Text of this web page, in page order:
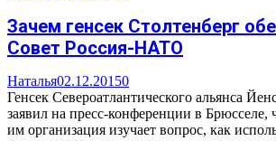
Зачем генсек Столтенберг
Совет Россия-НАТО
Наталья02.12.20150
Генсек Североатлантического альянса
заявил на пресс-конференции в Брюсселе,
им организация изучает вопрос, как